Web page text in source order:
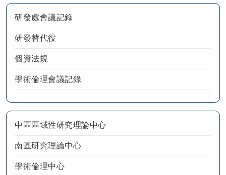
研發處會議記錄
研發替代役
個資法規
學術倫理會議記錄
中區區域性研究理論中心
南區研究理論中心
學術倫理中心